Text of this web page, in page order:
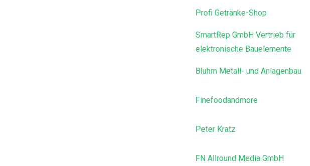
Profi Getränke-Shop
SmartRep GmbH Vertrieb für
elektronische Bauelemente
Bluhm Metall- und Anlagenbau
Finefoodandmore
Peter Kratz
FN Allround Media GmbH